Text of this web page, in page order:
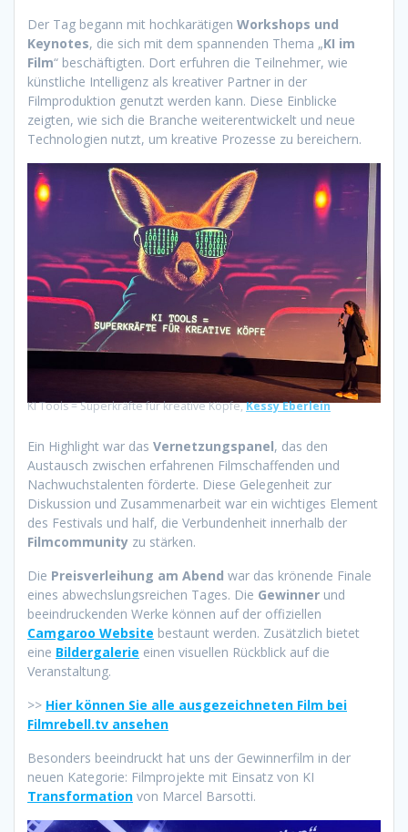
Der Tag begann mit hochkarätigen Workshops und
Keynotes, die sich mit dem spannenden Thema „KI im
Film“ beschäftigten. Dort erfuhren die Teilnehmer, wie
künstliche Intelligenz als kreativer Partner in der
Filmproduktion genutzt werden kann. Diese Einblicke
zeigten, wie sich die Branche weiterentwickelt und neue
Technologien nutzt, um kreative Prozesse zu bereichern.
KI Tools = Superkräfte für kreative Köpfe,Kessy Eberlein
Ein Highlight war das Vernetzungspanel, das den
Austausch zwischen erfahrenen Filmschaffenden und
Nachwuchstalenten förderte. Diese Gelegenheit zur
Diskussion und Zusammenarbeit war ein wichtiges Element
des Festivals und half, die Verbundenheit innerhalb der
Filmcommunity zu stärken.
Die Preisverleihung am Abend war das krönende Finale
eines abwechslungsreichen Tages. Die Gewinner und
beeindruckenden Werke können auf der offiziellen
Camgaroo Website bestaunt werden. Zusätzlich bietet
eine Bildergalerie einen visuellen Rückblick auf die
Veranstaltung.
>> Hier können Sie alle ausgezeichneten Film bei
Filmrebell.tv ansehen
Besonders beeindruckt hat uns der Gewinnerfilm in der
neuen Kategorie: Filmprojekte mit Einsatz von KI
Transformation von Marcel Barsotti.